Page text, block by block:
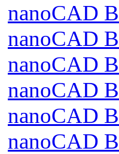
nanoCAD
nanoCAD
nanoCAD
nanoCAD
nanoCAD
nanoCAD